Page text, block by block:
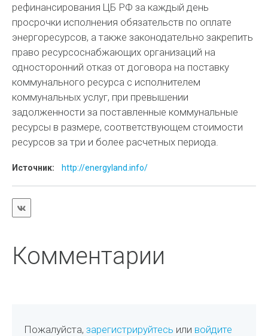
рефинансирования ЦБ РФ за каждый день
просрочки исполнения обязательств по оплате
энергоресурсов, а также законодательно закрепить
право ресурсоснабжающих организаций на
односторонний отказ от договора на поставку
коммунального ресурса с исполнителем
коммунальных услуг, при превышении
задолженности за поставленные коммунальные
ресурсы в размере, соответствующем стоимости
ресурсов за три и более расчетных периода.
Источник: http://energyland.info/
Комментарии
Пожалуйста,зарегистрируйтесь или войдите